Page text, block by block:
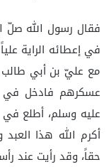
فقال رسول الله صلّ
في إعطائه الراية
مع عليّ بن أبي طالب
عسكرهم فادخل في
عليه وسلم، أطلع
أكرم الله هذا
حقاً، وقد رأيت عند